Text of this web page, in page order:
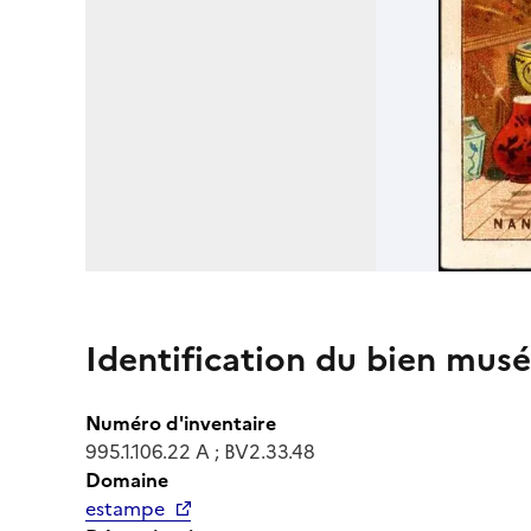
Identification du bien
Numéro d'inventaire
995.1.106.22 A ; BV2.33.48
Domaine
estampe